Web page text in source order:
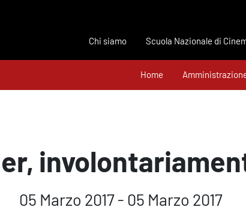
Chi siamo Scuola Nazionale di
Home
05 Marzo 2017 - 05 Marzo 2017